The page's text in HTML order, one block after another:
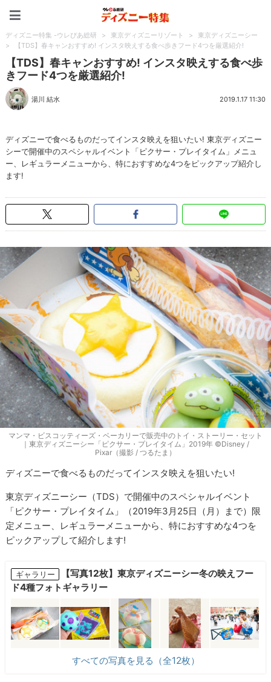
ディズニー特集 -ウレぴあ総研 > 東京ディズニーリゾート >
東京ディズニーシー
>
【TDS】春キャンおすすめ! インスタ映えする食べ歩きフード4つを厳選紹介!
【TDS】春キャンおすすめ! インスタ映えする食べ歩
きフード4つを厳選紹介!
湯川 結水 2019.1.17 11:30
ディズニーで食べるものだってインスタ映えを狙いたい! 東京ディズニー
シーで開催中のスペシャルイベント「ピクサー・プレイタイム」メニュ
ー、レギュラーメニューから、特におすすめな4つをピックアップ紹介し
ます!
マンマ・ビスコッティーズ・ベーカリーで販売中のトイ・ストーリー・セット
｜東京ディズニーシー「ピクサー・プレイタイム」2019年 ©Disney /
Pixar（撮影 / つるたま）
ディズニーで食べるものだってインスタ映えを狙いたい!
東京ディズニーシー（TDS）で開催中のスペシャルイベント
「ピクサー・プレイタイム」（2019年3月25日（月）まで）限
定メニュー、レギュラーメニューから、特におすすめな4つを
ピックアップして紹介します!
ギャラリー
【写真12枚】東京ディズニーシー冬の映えフー
ド4種フォトギャラリー
すべての写真を見る（全12枚）